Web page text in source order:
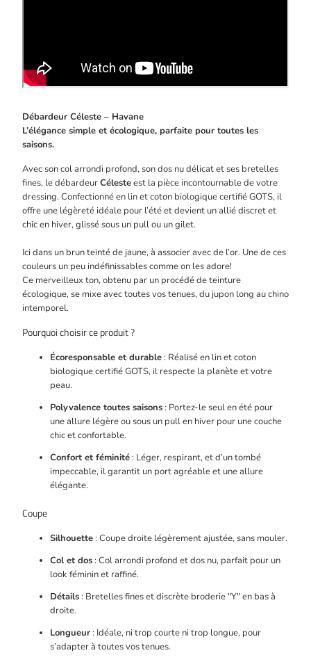
Débardeur Céleste – Havane
L’élégance simple et écologique, parfaite pour toutes les
saisons.
Avec son col arrondi profond, son dos nu délicat et ses bretelles
fines, le débardeurCélesteest la pièce incontournable de votre
dressing. Confectionné en lin et coton biologique certifié GOTS, il
offre une légèreté idéale pour l’été et devient un allié discret et
chic en hiver, glissé sous un pull ou un gilet.
Ici dans un brun teinté de jaune, à associer avec de l’or. Une de ces
couleurs un peu indéfinissables comme on les adore!
Ce merveilleux ton, obtenu par un procédé de teinture
écologique, se mixe avec toutes vos tenues, du jupon long au chino
intemporel.
Pourquoi choisir ce produit ?
Écoresponsable et durable: Réalisé en lin et coton
biologique certifié GOTS, il respecte la planète et votre
peau.
Polyvalence toutes saisons: Portez-le seul en été pour
une allure légère ou sous un pull en hiver pour une couche
chic et confortable.
Confort et féminité: Léger, respirant, et d’un tombé
impeccable, il garantit un port agréable et une allure
élégante.
Coupe
Silhouette: Coupe droite légèrement ajustée, sans mouler.
Col et dos: Col arrondi profond et dos nu, parfait pour un
look féminin et raffiné.
Détails: Bretelles fines et discrète broderie "Y" en bas à
droite.
Longueur: Idéale, ni trop courte ni trop longue, pour
s’adapter à toutes vos tenues.